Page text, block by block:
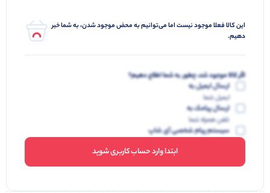
این کالا فعلا موجود نیست اما می‌توانیم به محض موجود شدن، به شما خبر
دهیم.
اگر کالا موجود شد، چطور به شما اطلاع دهیم؟
ارسال ایمیل به
ایمیل شما
ارسال پیامک به
تلفن همراه شما
سیستم پیام شخصی آی شاپ
ابتدا وارد حساب کاربری شوید